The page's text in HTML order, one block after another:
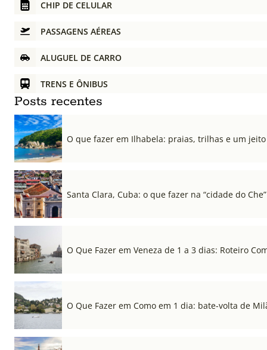
CHIP DE CELULAR
PASSAGENS AÉREAS
ALUGUEL DE CARRO
TRENS E ÔNIBUS
Posts recentes
O que fazer em Ilhabela: praias, trilhas e um
Santa Clara, Cuba: o que fazer na “cidade do Che”
O Que Fazer em Veneza de 1 a 3 dias: Roteiro
O Que Fazer em Como em 1 dia: bate-volta de